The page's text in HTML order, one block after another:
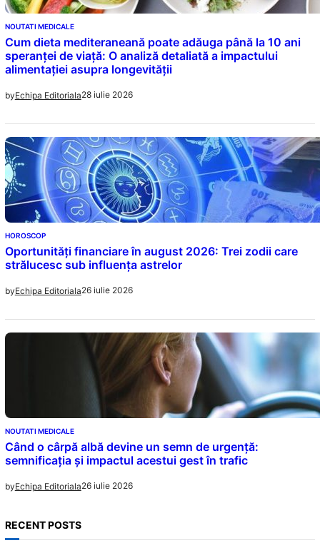
NOUTATI MEDICALE
Cum dieta mediteraneană poate adăuga până la 10 ani
speranței de viață: O analiză detaliată a impactului
alimentației asupra longevității
byEchipa Editoriala28 iulie 2026
HOROSCOP
Oportunități financiare în august 2026: Trei zodii care
strălucesc sub influența astrelor
byEchipa Editoriala26 iulie 2026
NOUTATI MEDICALE
Când o cârpă albă devine un semn de urgență:
semnificația și impactul acestui gest în trafic
byEchipa Editoriala26 iulie 2026
RECENT POSTS